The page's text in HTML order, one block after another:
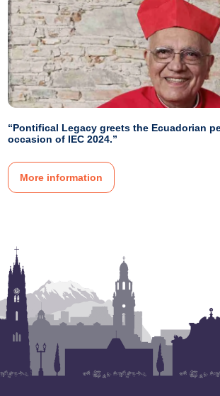
“Pontifical Legacy greets the Ecuadorian
occasion of IEC 2024.”
More information